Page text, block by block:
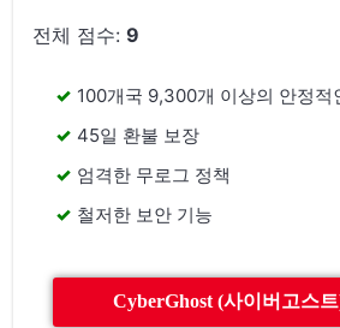
전체 점수:9
100개국 9,300개 이상의 안정적
45일 환불 보장
엄격한 무로그 정책
철저한 보안 기능
CyberGhost (사이버고스트